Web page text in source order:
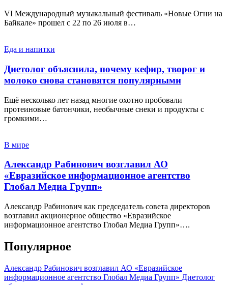
VI Международный музыкальный фестиваль «Новые Огни на
Байкале» прошел с 22 по 26 июля в…
Еда и напитки
Диетолог объяснила, почему кефир, творог и
молоко снова становятся популярными
Ещё несколько лет назад многие охотно пробовали
протеиновые батончики, необычные снеки и продукты с
громкими…
В мире
Александр Рабинович возглавил АО
«Евразийское информационное агентство
Глобал Медиа Групп»
Александр Рабинович как председатель совета директоров
возглавил акционерное общество «Евразийское
информационное агентство Глобал Медиа Групп»….
Популярное
Александр Рабинович возглавил АО «Евразийское
информационное агентство Глобал Медиа Групп» Диетолог